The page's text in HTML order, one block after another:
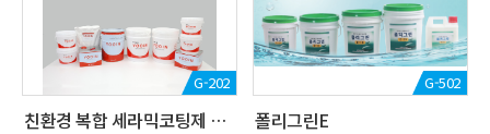
G-202
친환경 복합 세라믹코팅제 하이마스터코트
G-502
폴리그린E